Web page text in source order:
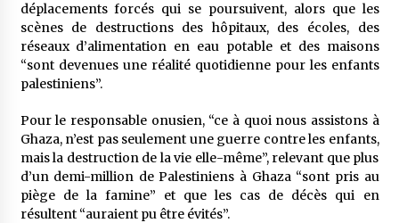
déplacements forcés qui se poursuivent, alors que les
scènes de destructions des hôpitaux, des écoles, des
réseaux d’alimentation en eau potable et des maisons
“sont devenues une réalité quotidienne pour les enfants
palestiniens”.
Pour le responsable onusien, “ce à quoi nous assistons à
Ghaza, n’est pas seulement une guerre contre les enfants,
mais la destruction de la vie elle-même”, relevant que plus
d’un demi-million de Palestiniens à Ghaza “sont pris au
piège de la famine” et que les cas de décès qui en
résultent “auraient pu être évités”.